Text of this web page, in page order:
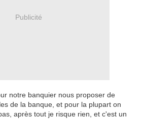
Publicité
notre banquier nous proposer de
de la banque, et pour la plupart on
après tout je risque rien, et c'est un